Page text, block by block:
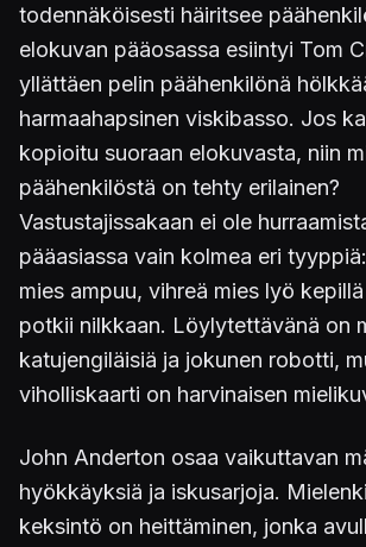
todennäköisesti häiritsee
elokuvan pääosassa esiintyi Tom
yllättäen pelin päähenkilönä
harmaahapsinen viskibasso. Jos
kopioitu suoraan elokuvasta, niin
päähenkilöstä on tehty erilainen?
Vastustajissakaan ei ole
pääasiassa vain kolmea eri
mies ampuu, vihreä mies lyö
potkii nilkkaan. Löylytettävänä on
katujengiläisiä ja jokunen robotti,
viholliskaarti on harvinaisen
John Anderton osaa vaikuttavan
hyökkäyksiä ja iskusarjoja.
keksintö on heittäminen, jonka